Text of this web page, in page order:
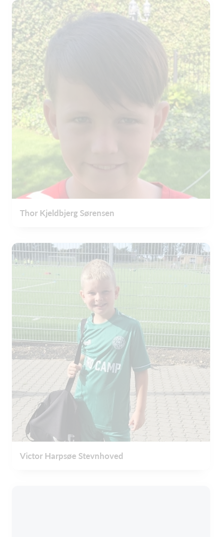
Thor Kjeldbjerg Sørensen
Victor Harpsøe Stevnhoved